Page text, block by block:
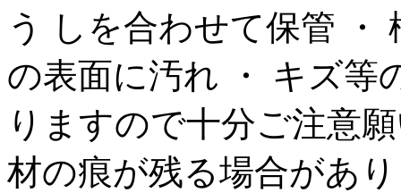
う しを合わせて保管 ・
の表面に汚れ ・ キズ等
りますので十分ご注意
材の痕が残る場合があ